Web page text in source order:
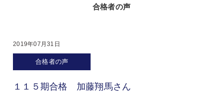
合格者の声
2019年07月31日
合格者の声
１１５期合格 加藤翔馬さん